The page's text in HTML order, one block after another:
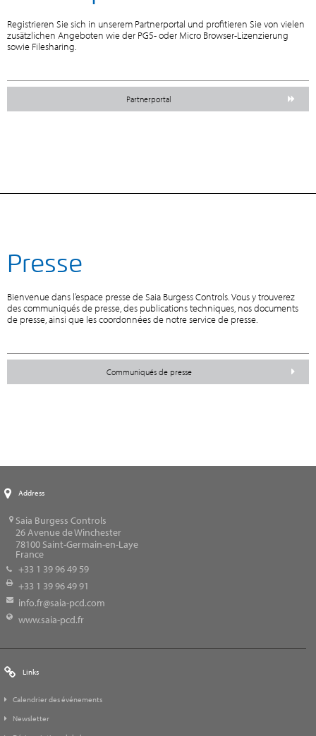
Registrieren Sie sich in unserem Partnerportal und profitieren Sie von vielen
zusätzlichen Angeboten wie der PG5- oder Micro Browser-Lizenzierung
sowie Filesharing.
Partnerportal
Presse
Bienvenue dans l’espace presse de Saia Burgess Controls. Vous y trouverez
des communiqués de presse, des publications techniques, nos documents
de presse, ainsi que les coordonnées de notre service de presse.
Communiqués de presse
Address
Saia Burgess Controls
26 Avenue de Winchester
78100 Saint-Germain-en-Laye
France
+33 1 39 96 49 59
+33 1 39 96 49 91
info.fr@saia-pcd.com
www.saia-pcd.fr
Links
Calendrier des événements
Newsletter